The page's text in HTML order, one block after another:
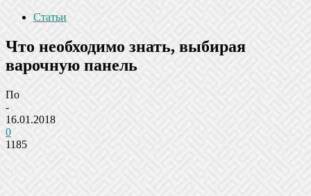
Статьи
Что необходимо знать, выбирая
варочную панель
По
-
16.01.2018
0
1185